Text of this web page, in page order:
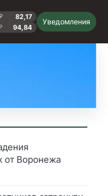
82,17
94,84
Уведомления
от Воронежа